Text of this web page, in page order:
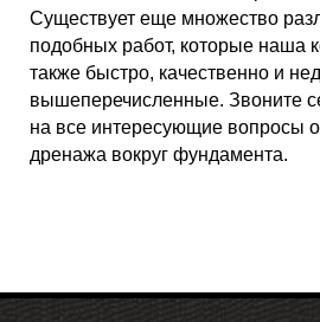
Существует еще множество
подобных работ, которые наша
также быстро, качественно и
вышеперечисленные. Звоните
на все интересующие вопросы
дренажа вокруг фундамента.